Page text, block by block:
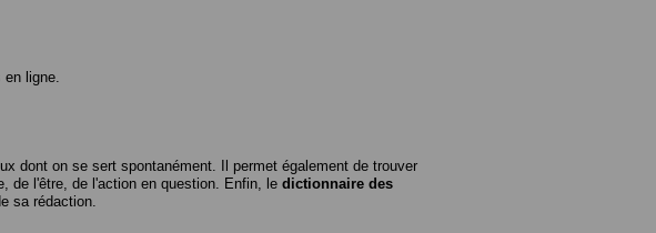
en ligne.
dont on se sert spontanément. Il permet également de trouver
de l'être, de l'action en question. Enfin, le dictionnaire des
sa rédaction.